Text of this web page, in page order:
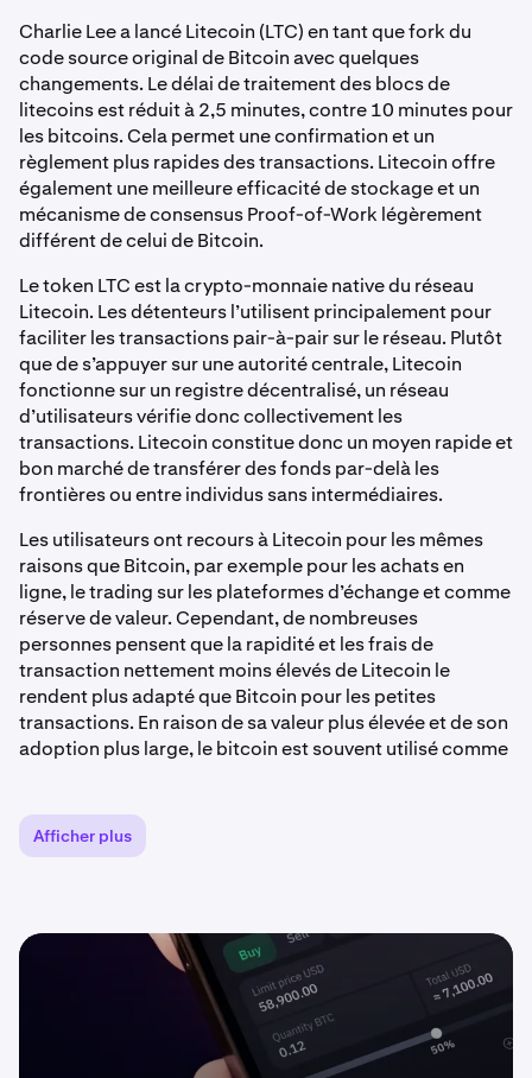
Charlie Lee a lancé Litecoin (LTC) en tant que fork du
code source original de Bitcoin avec quelques
changements. Le délai de traitement des blocs de
litecoins est réduit à 2,5 minutes, contre 10 minutes pour
les bitcoins. Cela permet une confirmation et un
règlement plus rapides des transactions. Litecoin offre
également une meilleure efficacité de stockage et un
mécanisme de consensus Proof-of-Work légèrement
différent de celui de Bitcoin.
Le token LTC est la crypto-monnaie native du réseau
Litecoin. Les détenteurs l’utilisent principalement pour
faciliter les transactions pair-à-pair sur le réseau. Plutôt
que de s’appuyer sur une autorité centrale, Litecoin
fonctionne sur un registre décentralisé, un réseau
d’utilisateurs vérifie donc collectivement les
transactions. Litecoin constitue donc un moyen rapide et
bon marché de transférer des fonds par-delà les
frontières ou entre individus sans intermédiaires.
Les utilisateurs ont recours à Litecoin pour les mêmes
raisons que Bitcoin, par exemple pour les achats en
ligne, le trading sur les plateformes d’échange et comme
réserve de valeur. Cependant, de nombreuses
personnes pensent que la rapidité et les frais de
transaction nettement moins élevés de Litecoin le
rendent plus adapté que Bitcoin pour les petites
transactions. En raison de sa valeur plus élevée et de son
adoption plus large, le bitcoin est souvent utilisé comme
Pendant de nombreuses années, le litecoin a continué à
se classer parmi les principales crypto-monnaies en
Qui a créé le Litecoin ?
Charlie Lee est l’informaticien et entrepreneur qui a créé
Litecoin. Charlie Lee est titulaire d’une licence et d’un
master en informatique du Massachusetts Institute of
Afficher plus